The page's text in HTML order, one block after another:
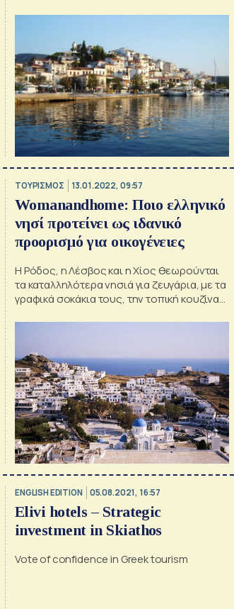
ΤΟΥΡΙΣΜΟΣ 13.01.2022, 09:57
Womanandhome: Ποιο ελληνικό
νησί προτείνει ως ιδανικό
προορισμό για οικογένειες
Η Ρόδος, η Λέσβος και η Χίος θεωρούνται
τα καταλληλότερα νησιά για ζευγάρια, με τα
γραφικά σοκάκια τους, την τοπική κουζίνα
αναφέρει η δημοφιλής ιστοσελίδα
ENGLISH EDITION 05.08.2021, 16:57
Elivi hotels – Strategic
investment in Skiathos
Vote of confidence in Greek tourism